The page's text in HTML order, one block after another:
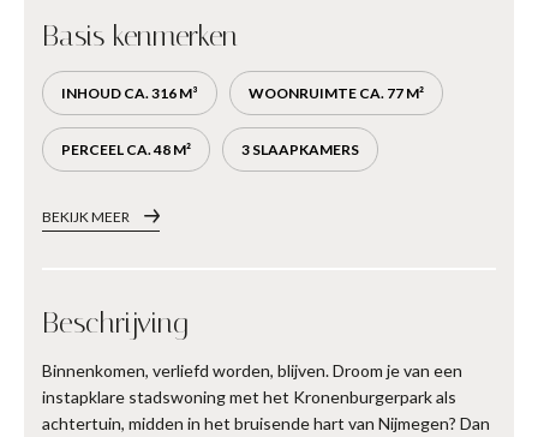
Basis kenmerken
INHOUD CA. 316 M³ WOONRUIMTE CA. 77 M²
PERCEEL CA. 48 M² 3 SLAAPKAMERS
BEKIJK MEER
Beschrijving
Binnenkomen, verliefd worden, blijven. Droom je van een
instapklare stadswoning met het Kronenburgerpark als
achtertuin, midden in het bruisende hart van Nijmegen? Dan